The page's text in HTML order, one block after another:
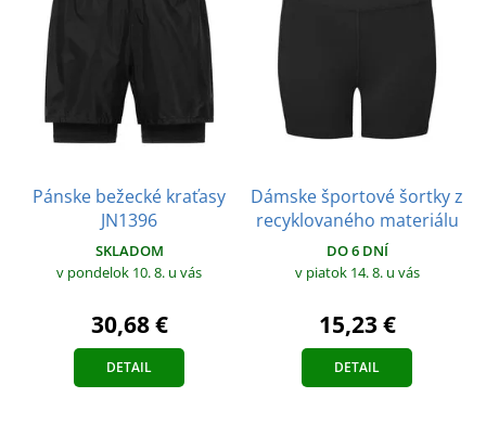
Pánske bežecké kraťasy
JN1396
SKLADOM
v pondelok 10. 8. u vás
30,68 €
DETAIL
Dámske športové šortky z
recyklovaného materiálu
DO 6 DNÍ
v piatok 14. 8. u vás
15,23 €
DETAIL